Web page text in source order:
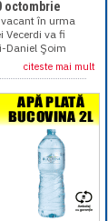
octombrie
în urma
Vecerdi va fi
Daniel Şoim
citeste mai mult